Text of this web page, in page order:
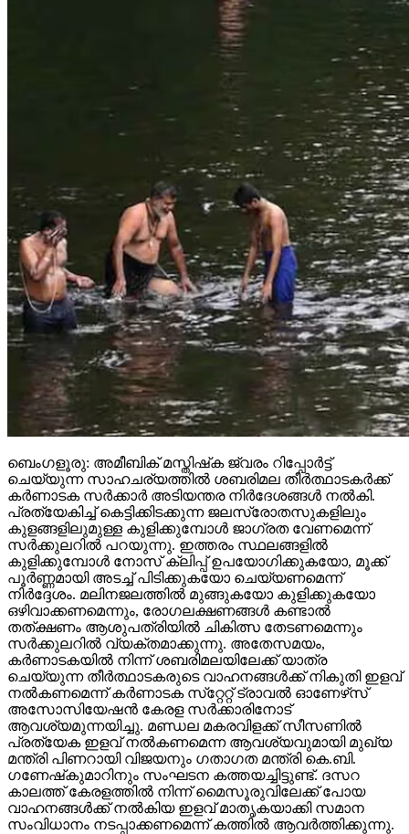
ബെംഗളൂരു: അമീബിക് മസ്തിഷ്‌ക ജ്വരം റിപ്പോര്‍ട്ട്
ചെയ്യുന്ന സാഹചര്യത്തില്‍ ശബരിമല തീര്‍ത്ഥാടകര്‍ക്ക്
കര്‍ണാടക സര്‍ക്കാര്‍ അടിയന്തര നിര്‍ദേശങ്ങള്‍ നല്‍കി.
പ്രത്യേകിച്ച് കെട്ടിക്കിടക്കുന്ന ജലസ്രോതസുകളിലും
കുളങ്ങളിലുമുള്ള കുളിക്കുമ്പോള്‍ ജാഗ്രത വേണമെന്ന്
സര്‍ക്കുലറില്‍ പറയുന്നു. ഇത്തരം സ്ഥലങ്ങളില്‍
കുളിക്കുമ്പോള്‍ നോസ് ക്ലിപ്പ് ഉപയോഗിക്കുകയോ, മൂക്ക്
പൂര്‍ണ്ണമായി അടച്ച് പിടിക്കുകയോ ചെയ്യണമെന്ന്
നിര്‍ദ്ദേശം. മലിനജലത്തില്‍ മുങ്ങുകയോ കുളിക്കുകയോ
ഒഴിവാക്കണമെന്നും, രോഗലക്ഷണങ്ങള്‍ കണ്ടാല്‍
തത്ക്ഷണം ആശുപത്രിയില്‍ ചികിത്സ തേടണമെന്നും
സര്‍ക്കുലറില്‍ വ്യക്തമാക്കുന്നു. അതേസമയം,
കര്‍ണാടകയില്‍ നിന്ന് ശബരിമലയിലേക്ക് യാത്ര
ചെയ്യുന്ന തീര്‍ത്ഥാടകരുടെ വാഹനങ്ങള്‍ക്ക് നികുതി ഇളവ്
നല്‍കണമെന്ന് കര്‍ണാടക സ്‌റ്റേറ്റ് ട്രാവല്‍ ഓണേഴ്‌സ്
അസോസിയേഷന്‍ കേരള സര്‍ക്കാരിനോട്
ആവശ്യമുന്നയിച്ചു. മണ്ഡല മകരവിളക്ക് സീസണില്‍
പ്രത്യേക ഇളവ് നല്‍കണമെന്ന ആവശ്യവുമായി മുഖ്യ
മന്ത്രി പിണറായി വിജയനും ഗതാഗത മന്ത്രി കെ.ബി.
ഗണേഷ്‌കുമാറിനും സംഘടന കത്തയച്ചിട്ടുണ്ട്. ദസറ
കാലത്ത് കേരളത്തില്‍ നിന്ന് മൈസൂരുവിലേക്ക് പോയ
വാഹനങ്ങള്‍ക്ക് നല്‍കിയ ഇളവ് മാതൃകയാക്കി സമാന
സംവിധാനം നടപ്പാക്കണമെന്ന് കത്തില്‍ ആവര്‍ത്തിക്കുന്നു.